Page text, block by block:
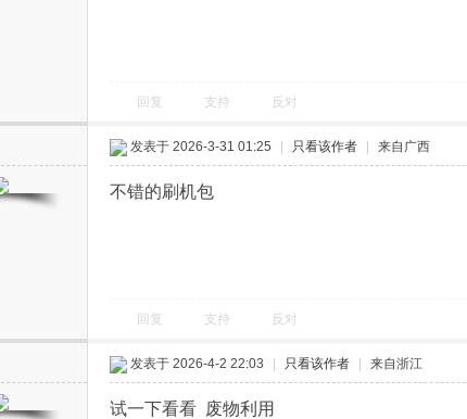
回复 支持 反对
发表于 2026-3-31 01:25 只看该作者 来自广西
不错的刷机包
回复 支持 反对
发表于 2026-4-2 22:03 只看该作者 来自浙江
试一下看看 废物利用